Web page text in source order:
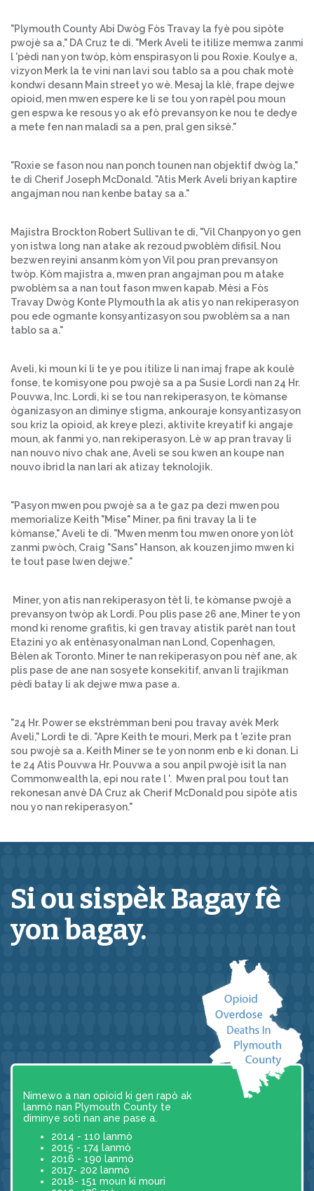
"Plymouth County Abi Dwòg Fòs Travay la fyè pou sipòte
pwojè sa a," DA Cruz te di. "Merk Aveli te itilize memwa zanmi
l 'pèdi nan yon twòp, kòm enspirasyon li pou Roxie. Koulye a,
vizyon Merk la te vini nan lavi sou tablo sa a pou chak motè
kondwi desann Main street yo wè. Mesaj la klè, frape dejwe
opioid, men mwen espere ke li se tou yon rapèl pou moun
gen espwa ke resous yo ak efò prevansyon ke nou te dedye
a mete fen nan maladi sa a pen, pral gen siksè."
"Roxie se fason nou nan ponch tounen nan objektif dwòg la,"
te di Cherif Joseph McDonald. "Atis Merk Aveli briyan kaptire
angajman nou nan kenbe batay sa a."
Majistra Brockton Robert Sullivan te di, "Vil Chanpyon yo gen
yon istwa long nan atake ak rezoud pwoblèm difisil. Nou
bezwen reyini ansanm kòm yon Vil pou pran prevansyon
twòp. Kòm majistra a, mwen pran angajman pou m atake
pwoblèm sa a nan tout fason mwen kapab. Mèsi a Fòs
Travay Dwòg Konte Plymouth la ak atis yo nan rekiperasyon
pou ede ogmante konsyantizasyon sou pwoblèm sa a nan
tablo sa a."
Aveli, ki moun ki li te ye pou itilize li nan imaj frape ak koulè
fonse, te komisyone pou pwojè sa a pa Susie Lordi nan 24 Hr.
Pouvwa, Inc. Lordi, ki se tou nan rekiperasyon, te kòmanse
òganizasyon an diminye stigma, ankouraje konsyantizasyon
sou kriz la opioid, ak kreye plezi, aktivite kreyatif ki angaje
moun, ak fanmi yo, nan rekiperasyon. Lè w ap pran travay li
nan nouvo nivo chak ane, Aveli se sou kwen an koupe nan
nouvo ibrid la nan lari ak atizay teknolojik.
"Pasyon mwen pou pwojè sa a te gaz pa dezi mwen pou
memorialize Keith "Mise" Miner, pa fini travay la li te
kòmanse," Aveli te di. "Mwen menm tou mwen onore yon lòt
zanmi pwòch, Craig "Sans" Hanson, ak kouzen jimo mwen ki
te tout pase lwen dejwe."
Miner, yon atis nan rekiperasyon tèt li, te kòmanse pwojè a
prevansyon twòp ak Lordi. Pou plis pase 26 ane, Miner te yon
mond ki renome grafitis, ki gen travay atistik parèt nan tout
Etazini yo ak entènasyonalman nan Lond, Copenhagen,
Bèlen ak Toronto. Miner te nan rekiperasyon pou nèf ane, ak
plis pase de ane nan sosyete konsekitif, anvan li trajikman
pèdi batay li ak dejwe mwa pase a.
"24 Hr. Power se ekstrèmman beni pou travay avèk Merk
Aveli," Lordi te di. "Apre Keith te mouri, Merk pa t 'ezite pran
sou pwojè sa a. Keith Miner se te yon nonm enb e ki donan. Li
te 24 Atis Pouvwa Hr. Pouvwa a sou anpil pwojè isit la nan
Commonwealth la, epi nou rate l '. Mwen pral pou tout tan
rekonesan anvè DA Cruz ak Cherif McDonald pou sipòte atis
nou yo nan rekiperasyon."
Si ou sispèkBagayfè
yon bagay.
Nimewo a nan opioid ki gen rapò ak
lanmò nan Plymouth County te
diminye soti nan ane pase a.
2014 - 110 lanmò
2015 - 174 lanmò
2016 - 190 lanmò
2017- 202 lanmò
2018- 151 moun ki mouri